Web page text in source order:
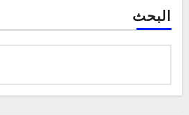
البحث